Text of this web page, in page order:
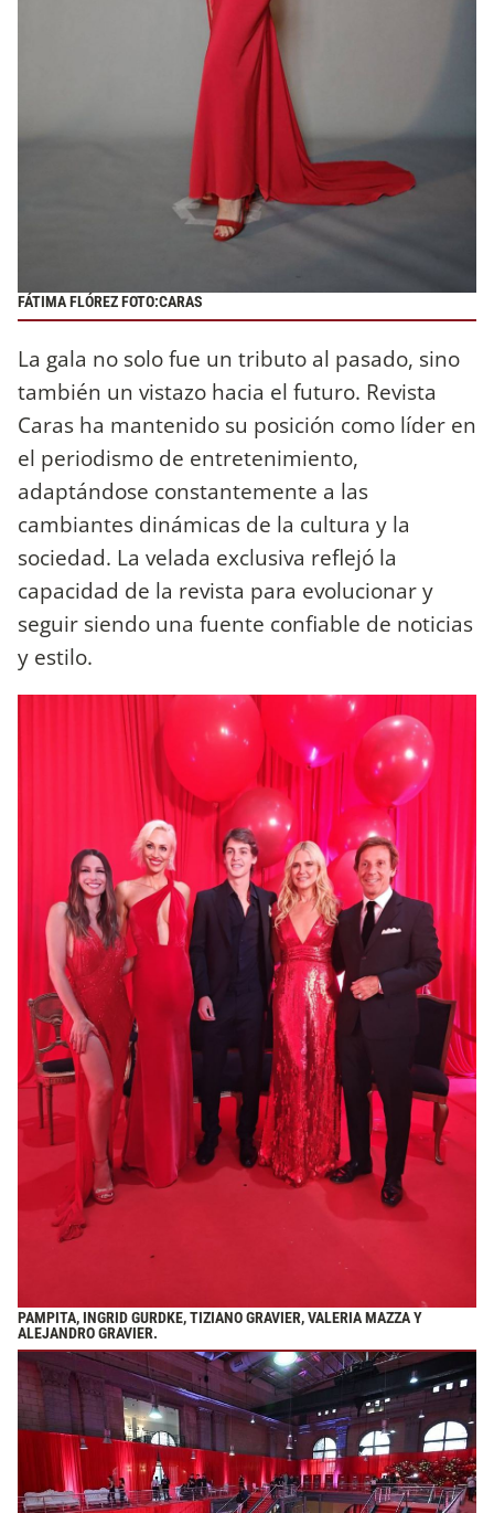
FÁTIMA FLÓREZ FOTO:CARAS
La gala no solo fue un tributo al pasado, sino
también un vistazo hacia el futuro. Revista
Caras ha mantenido su posición como líder en
el periodismo de entretenimiento,
adaptándose constantemente a las
cambiantes dinámicas de la cultura y la
sociedad. La velada exclusiva reflejó la
capacidad de la revista para evolucionar y
seguir siendo una fuente confiable de noticias
y estilo.
PAMPITA, INGRID GURDKE, TIZIANO GRAVIER, VALERIA MAZZA Y
ALEJANDRO GRAVIER.